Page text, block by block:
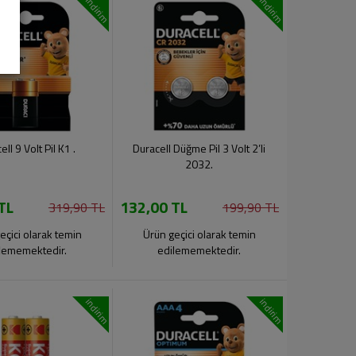
indirim
9 Volt Pil K1 .
319,90 TL
olarak temin
indirim
Duracell Düğme Pil 3 Volt 2’li
2032.
132,00 TL 199,90 TL
Ürün geçici olarak temin
edilememektedir.
indirim indirim